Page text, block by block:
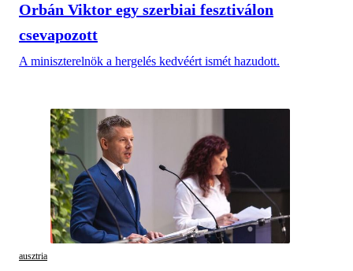
Orbán Viktor egy szerbiai fesztiválon
csevapozott
A miniszterelnök a hergelés kedvéért ismét hazudott.
ausztria